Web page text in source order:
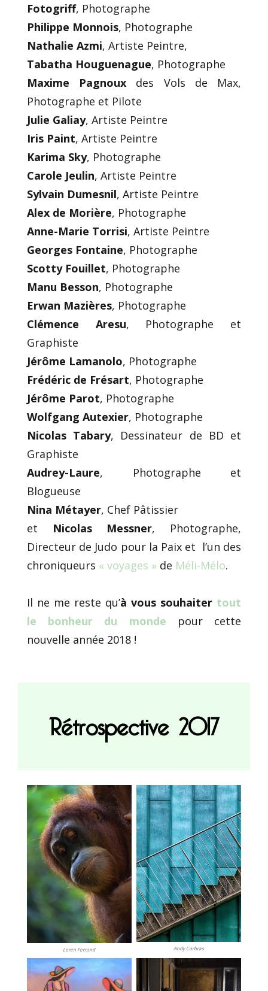
Fotogriff, Photographe
Philippe Monnois, Photographe
Nathalie Azmi, Artiste Peintre,
Tabatha Houguenague, Photographe
Maxime Pagnoux des Vols de Max,
Photographe et Pilote
Julie Galiay, Artiste Peintre
Iris Paint, Artiste Peintre
Karima Sky, Photographe
Carole Jeulin, Artiste Peintre
Sylvain Dumesnil, Artiste Peintre
Alex de Morière, Photographe
Anne-Marie Torrisi, Artiste Peintre
Georges Fontaine, Photographe
Scotty Fouillet, Photographe
Manu Besson, Photographe
Erwan Mazières, Photographe
Clémence Aresu, Photographe et
Graphiste
Jérôme Lamanolo, Photographe
Frédéric de Frésart, Photographe
Jérôme Parot, Photographe
Wolfgang Autexier, Photographe
Nicolas Tabary, Dessinateur de BD et
Graphiste
Audrey-Laure, Photographe et
Blogueuse
Nina Métayer, Chef Pâtissier
et Nicolas Messner, Photographe,
Directeur de Judo pour la Paix et l’un des
chroniqueurs « voyages » de Méli-Mélo.
Il ne me reste qu’à vous souhaiter tout
le bonheur du monde pour cette
nouvelle année 2018 !
Rétrospective 2017
Loren Ferrand Andy Corbras